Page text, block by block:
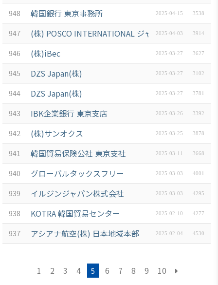
948 韓国銀行 東京事務所 2025-04-15 3538
947 (株) POSCO INTERNATIONAL ジャパン2025-04-03 3914
946 (株)iBec 2025-03-27 3627
945 DZS Japan(株) 2025-03-27 3102
944 DZS Japan(株) 2025-03-27 3781
943 IBK企業銀行 東京支店 2025-03-26 3392
942 (株)サンオクス 2025-03-25 3878
941 韓国貿易保険公社 東京支社 2025-03-11 3668
940 グローバルタックスフリー 2025-03-03 4001
939 イルジンジャパン株式会社 2025-03-03 4295
938 KOTRA 韓国貿易センター 2025-02-10 4277
937 アシアナ航空(株) 日本地域本部 2025-02-04 4530
1 2 3 4 5 6 7 8 9 10